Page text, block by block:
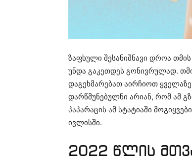
ზაფხული შესანიშნავი დროა
უნდა გაკეთდეს გონივრულად.
დაგეხმარებათ აირჩიოთ
დარწმუნებულნი არიან, რომ ამ
პაპარაცის ამ სტატიაში
ივლისში.
2022 წლის